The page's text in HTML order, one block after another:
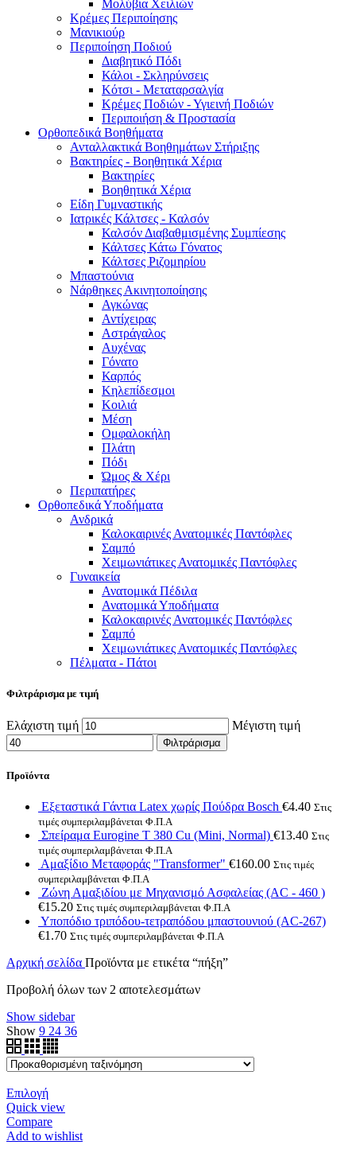
Μολύβια Χειλιών
Κρέμες Περιποίησης
Μανικιούρ
Περιποίηση Ποδιού
Διαβητικό Πόδι
Κάλοι - Σκληρύνσεις
Κότσι - Μεταταρσαλγία
Κρέμες Ποδιών - Υγιεινή Ποδιών
Περιποιήση & Προστασία
Ορθοπεδικά Βοηθήματα
Ανταλλακτικά Βοηθημάτων Στήριξης
Βακτηρίες - Βοηθητικά Χέρια
Βακτηρίες
Βοηθητικά Χέρια
Είδη Γυμναστικής
Ιατρικές Κάλτσες - Καλσόν
Καλσόν Διαβαθμισμένης Συμπίεσης
Κάλτσες Κάτω Γόνατος
Κάλτσες Ριζομηρίου
Μπαστούνια
Νάρθηκες Ακινητοποίησης
Αγκώνας
Αντίχειρας
Αστράγαλος
Αυχένας
Γόνατο
Καρπός
Κηλεπίδεσμοι
Κοιλιά
Μέση
Ομφαλοκήλη
Πλάτη
Πόδι
Ώμος & Χέρι
Περιπατήρες
Ορθοπεδικά Υποδήματα
Ανδρικά
Καλοκαιρινές Ανατομικές Παντόφλες
Σαμπό
Χειμωνιάτικες Ανατομικές Παντόφλες
Γυναικεία
Ανατομικά Πέδιλα
Ανατομικά Υποδήματα
Καλοκαιρινές Ανατομικές Παντόφλες
Σαμπό
Χειμωνιάτικες Ανατομικές Παντόφλες
Πέλματα - Πάτοι
Φιλτράρισμα με τιμή
Ελάχιστη τιμή Μέγιστη τιμή
Φιλτράρισμα
Προϊόντα
Εξεταστικά Γάντια Latex χωρίς Πούδρα Bosch €4.40 Στις
τιμές συμπεριλαμβάνεται Φ.Π.Α
Σπείραμα Eurogine Τ 380 Cu (Mini, Normal) €13.40 Στις
τιμές συμπεριλαμβάνεται Φ.Π.Α
Αμαξίδιο Μεταφοράς "Transformer" €160.00 Στις τιμές
συμπεριλαμβάνεται Φ.Π.Α
Ζώνη Αμαξιδίου με Μηχανισμό Ασφαλείας (AC - 460 )
€15.20 Στις τιμές συμπεριλαμβάνεται Φ.Π.Α
Υποπόδιο τριπόδου-τετραπόδου μπαστουνιού (AC-267)
€1.70 Στις τιμές συμπεριλαμβάνεται Φ.Π.Α
Αρχική σελίδα Προϊόντα με ετικέτα “πήξη”
Προβολή όλων των 2 αποτελεσμάτων
Show sidebar
Show 9 24 36
Επιλογή
Quick view
Compare
Add to wishlist